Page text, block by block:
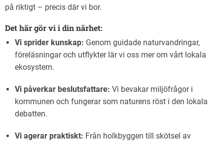
på riktigt – precis där vi bor.
Det här gör vi i din närhet:
Vi sprider kunskap: Genom guidade naturvandringar,
föreläsningar och utflykter lär vi oss mer om vårt lokala
ekosystem.
Vi påverkar beslutsfattare: Vi bevakar miljöfrågor i
kommunen och fungerar som naturens röst i den lokala
debatten.
Vi agerar praktiskt: Från holkbyggen till skötsel av